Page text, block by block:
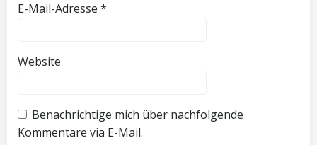
E-Mail-Adresse *
Website
Benachrichtige mich über nachfolgende
Kommentare via E-Mail.